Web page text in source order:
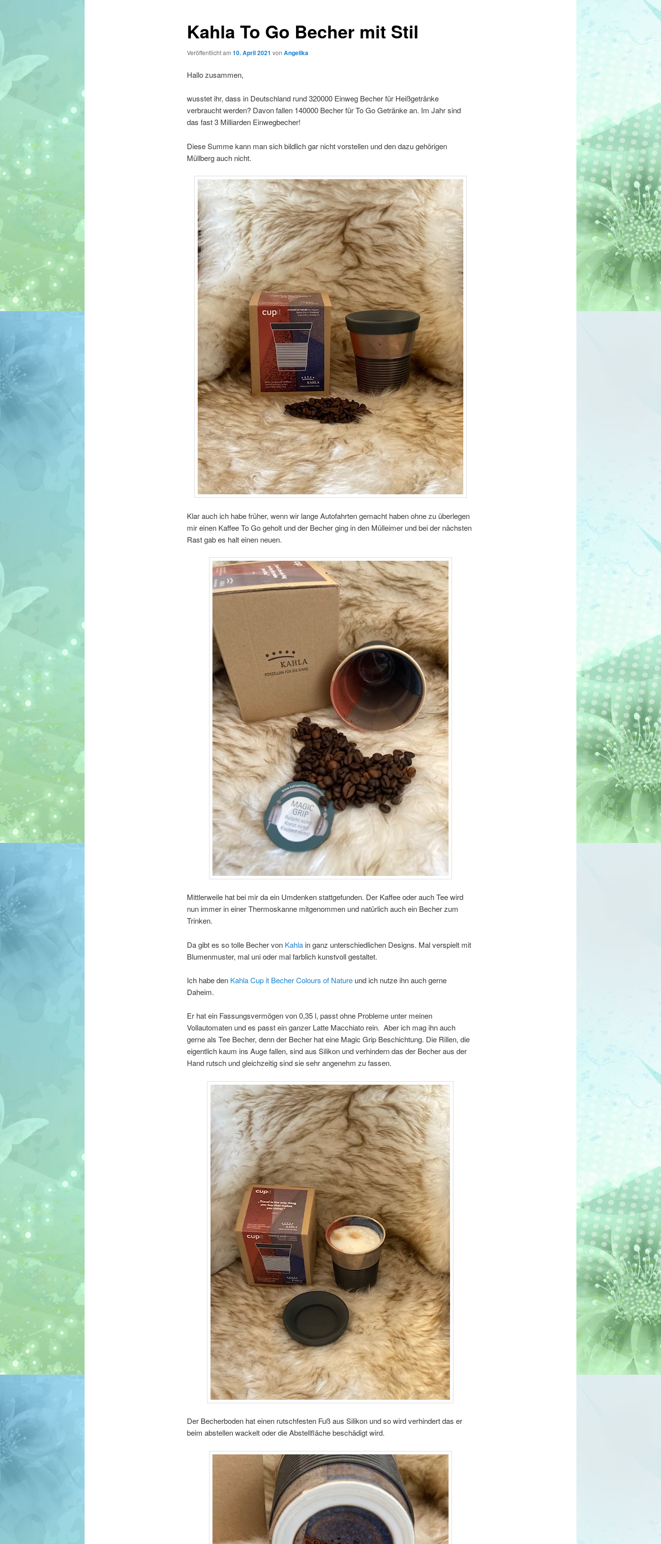
Kahla To Go Becher mit Stil
Veröffentlicht am 10. April 2021 von Angelika
Hallo zusammen,
wusstet ihr, dass in Deutschland rund 320000 Einweg Becher für Heißgetränke
verbraucht werden? Davon fallen 140000 Becher für To Go Getränke an. Im Jahr sind
das fast 3 Milliarden Einwegbecher!
Diese Summe kann man sich bildlich gar nicht vorstellen und den dazu gehörigen
Müllberg auch nicht.
Klar auch ich habe früher, wenn wir lange Autofahrten gemacht haben ohne zu überlegen
mir einen Kaffee To Go geholt und der Becher ging in den Mülleimer und bei der nächsten
Rast gab es halt einen neuen.
Mittlerweile hat bei mir da ein Umdenken stattgefunden. Der Kaffee oder auch Tee wird
nun immer in einer Thermoskanne mitgenommen und natürlich auch ein Becher zum
Trinken.
Da gibt es so tolle Becher von Kahlain ganz unterschiedlichen Designs. Mal verspielt mit
Blumenmuster, mal uni oder mal farblich kunstvoll gestaltet.
Ich habe den Kahla Cup it Becher Colours of Natureund ich nutze ihn auch gerne
Daheim.
Er hat ein Fassungsvermögen von 0,35 l, passt ohne Probleme unter meinen
Vollautomaten und es passt ein ganzer Latte Macchiato rein. Aber ich mag ihn auch
gerne als Tee Becher, denn der Becher hat eine Magic Grip Beschichtung. Die Rillen, die
eigentlich kaum ins Auge fallen, sind aus Silikon und verhindern das der Becher aus der
Hand rutsch und gleichzeitig sind sie sehr angenehm zu fassen.
Der Becherboden hat einen rutschfesten Fuß aus Silikon und so wird verhindert das er
beim abstellen wackelt oder die Abstellfläche beschädigt wird.